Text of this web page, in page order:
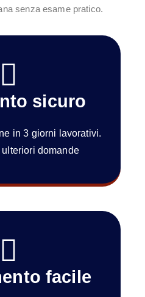
senza esame pratico.
sicuro
in 3 giorni lavorativi.
domande
facile